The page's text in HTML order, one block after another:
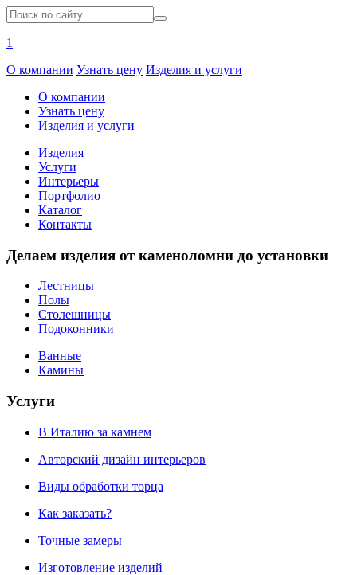
1
О компании Узнать цену Изделия и услуги
О компании
Узнать цену
Изделия и услуги
Изделия
Услуги
Интерьеры
Портфолио
Каталог
Контакты
Делаем изделия от каменоломни до установки
Лестницы
Полы
Столешницы
Подоконники
Ванные
Камины
Услуги
В Италию за камнем
Авторский дизайн интерьеров
Виды обработки торца
Как заказать?
Точные замеры
Изготовление изделий